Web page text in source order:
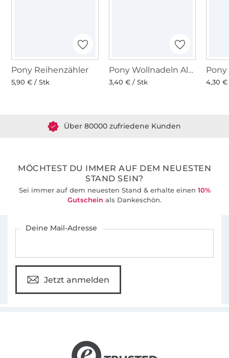
Pony Reihenzähler
5,90 € / Stk
Pony Wollnadeln Alu sortiert
3,40 € / Stk
Pony
4,30
MÖCHTEST DU IMMER AUF DEM NEUESTEN
STAND SEIN?
Sei immer auf dem neuesten Stand & erhalte einen 10%
Gutschein als Dankeschön.
Deine Mail-Adresse
Jetzt anmelden